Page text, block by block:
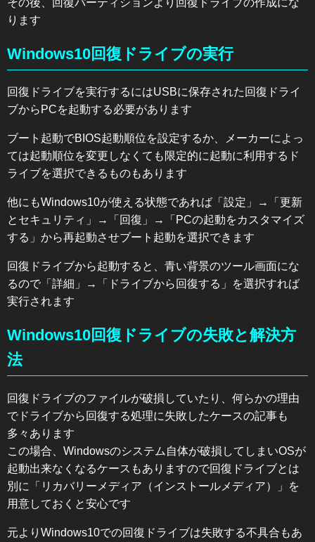
ります
Windows10回復ドライブの実行
回復ドライブを実行するにはUSBに保存された回復ドライ
ブからPCを起動する必要があります
ブート起動でBIOS起動順位を設定するか、メーカーによっ
ては起動順位を変更しなくても限定的に起動に利用するド
ライブを選択できるものもあります
他にもWindows10が使える状態であれば「設定」→「更新
とセキュリティ」→「回復」→「PCの起動をカスタマイズ
する」から再起動させブート起動を選択できます
回復ドライブから起動すると、青い背景のツール画面にな
るので「詳細」→「ドライブから回復する」を選択すれば
実行されます
Windows10回復ドライブの失敗と解決方
法
回復ドライブのファイルが破損していたり、何らかの理由
でドライブから回復する処理に失敗したケースの記事も
多々あります
この場合、Windowsのシステム自体が破損してしまいOSが
起動出来なくなるケースもありますので回復ドライブとは
別に「リカバリーメディア（インストールメディア）」を
用意しておくと安心です
元よりWindows10での回復ドライブは失敗する不具合もあ